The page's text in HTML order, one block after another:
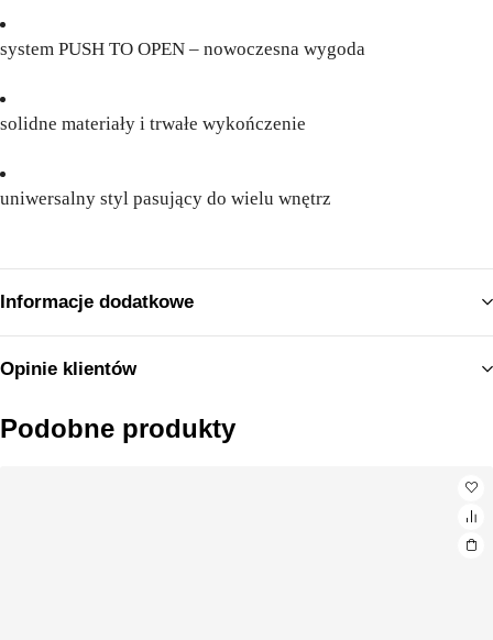
system PUSH TO OPEN – nowoczesna wygoda
solidne materiały i trwałe wykończenie
uniwersalny styl pasujący do wielu wnętrz
Informacje dodatkowe
Opinie klientów
Podobne produkty